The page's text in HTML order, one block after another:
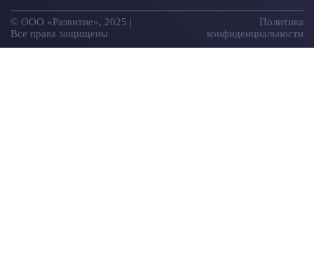
© ООО «Развитие», 2025 |
Все права защищены
Политика
конфиденциальности